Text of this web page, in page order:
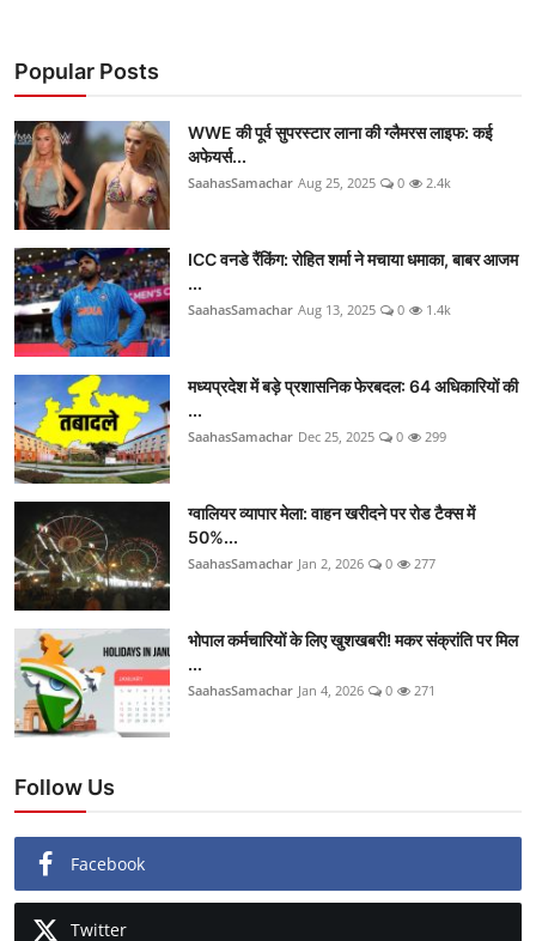
Popular Posts
WWE की पूर्व सुपरस्टार लाना की ग्लैमरस लाइफ: कई
अफेयर्स...
SaahasSamachar Aug 25, 2025 0 2.4k
ICC वनडे रैंकिंग: रोहित शर्मा ने मचाया धमाका, बाबर आजम
...
SaahasSamachar Aug 13, 2025 0 1.4k
मध्यप्रदेश में बड़े प्रशासनिक फेरबदल: 64 अधिकारियों की
...
SaahasSamachar Dec 25, 2025 0 299
ग्वालियर व्यापार मेला: वाहन खरीदने पर रोड टैक्स में
50%...
SaahasSamachar Jan 2, 2026 0 277
भोपाल कर्मचारियों के लिए खुशखबरी! मकर संक्रांति पर मिल
...
SaahasSamachar Jan 4, 2026 0 271
Follow Us
Facebook
Twitter